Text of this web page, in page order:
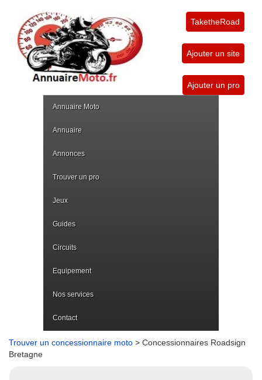
TaketheRoad
Ajouter un site
Ajouter un pro
Annuaire Moto
Annuaire
Annonces
Trouver un pro
Jeux
Guides
Circuits
Equipement
Nos services
Contact
Trouver un concessionnaire moto > Concessionnaires Roadsign
Bretagne